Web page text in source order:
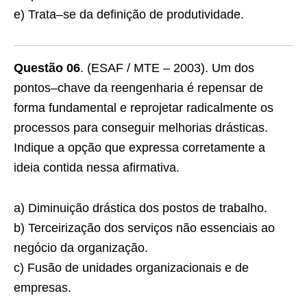
e) Trata–se da definição de produtividade.
Questão 06. (ESAF / MTE – 2003). Um dos
pontos–chave da reengenharia é repensar de
forma fundamental e reprojetar radicalmente os
processos para conseguir melhorias drásticas.
Indique a opção que expressa corretamente a
ideia contida nessa afirmativa.
a) Diminuição drástica dos postos de trabalho.
b) Terceirização dos serviços não essenciais ao
negócio da organização.
c) Fusão de unidades organizacionais e de
empresas.